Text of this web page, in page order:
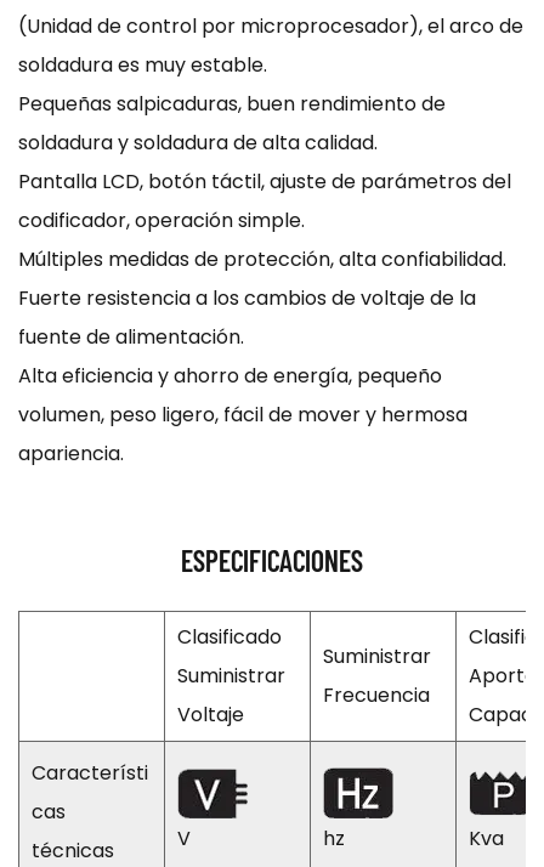
(Unidad de control por microprocesador), el arco de
soldadura es muy estable.
Pequeñas salpicaduras, buen rendimiento de
soldadura y soldadura de alta calidad.
Pantalla LCD, botón táctil, ajuste de parámetros del
codificador, operación simple.
Múltiples medidas de protección, alta confiabilidad.
Fuerte resistencia a los cambios de voltaje de la
fuente de alimentación.
Alta eficiencia y ahorro de energía, pequeño
volumen, peso ligero, fácil de mover y hermosa
apariencia.
ESPECIFICACIONES
Clasificado
Suministrar
Voltaje
Suministrar
Frecuencia
Aporte
Característi
cas
técnicas
V hz Kva